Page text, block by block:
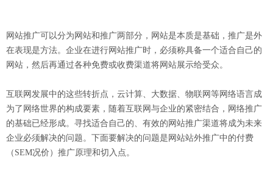
网站推广可以分为网站和推广两部分，网站是本质是基础，推广是外
在表现是方法。企业在进行网站推广时，必须称具备一个适合自己的
网站，然后再通过各种免费或收费渠道将网站展示给受众。
互联网发展中的这些转折点，云计算、大数据、物联网等网络语言成
为了网络世界的构成要素，随着互联网与企业的紧密结合，网络推广
的基础已经形成。寻找适合自己的、有效的网站推广渠道将成为未来
企业必须解决的问题。下面要解决的问题是网站站外推广中的付费
（SEM况价）推广原理和切入点。